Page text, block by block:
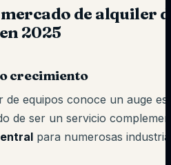
de alquiler
2025
crecimiento
de equipos conoce un auge
de ser un servicio
para numerosas